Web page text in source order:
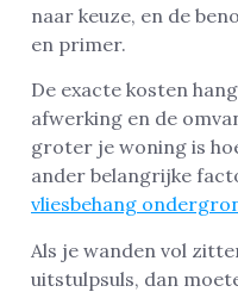
naar keuze, en de
en primer.
De exacte kosten
afwerking en de
groter je woning is
ander belangrijke
vliesbehang
Als je wanden vol
uitstulpsuls, dan